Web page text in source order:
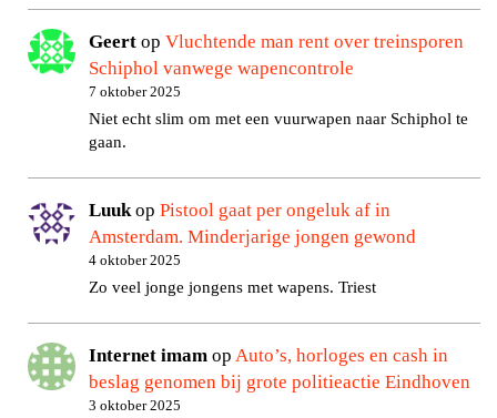
Geert opVluchtende man rent over treinsporen
Schiphol vanwege wapencontrole
7 oktober 2025
Niet echt slim om met een vuurwapen naar Schiphol te
gaan.
LuukopPistool gaat per ongeluk af in
Amsterdam. Minderjarige jongen gewond
4 oktober 2025
Zo veel jonge jongens met wapens. Triest
Internet imam opAuto’s, horloges en cash in
beslag genomen bij grote politieactie Eindhoven
3 oktober 2025